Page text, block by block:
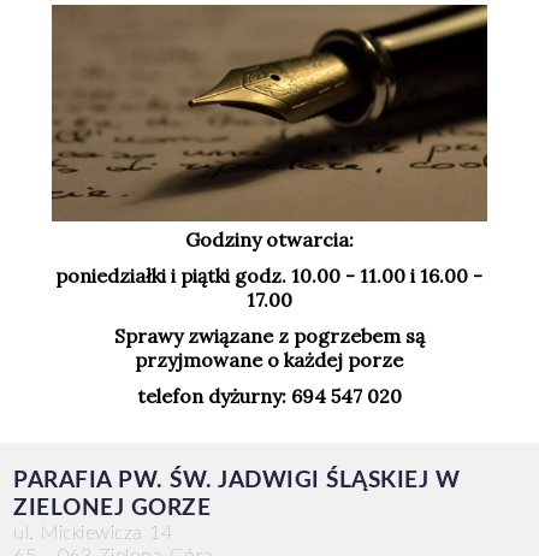
Godziny otwarcia:
poniedziałki i piątki godz. 10.00 - 11.00 i 16.00 -
17.00
Sprawy związane z pogrzebem są
przyjmowane o każdej porze
telefon dyżurny: 694 547 020
PARAFIA PW. ŚW. JADWIGI ŚLĄSKIEJ W
ZIELONEJ GORZE
ul. Mickiewicza 14